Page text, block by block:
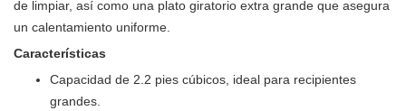
de limpiar, así como una plato giratorio extra grande que asegura
un calentamiento uniforme.
Características
Capacidad de 2.2 pies cúbicos, ideal para recipientes
grandes.